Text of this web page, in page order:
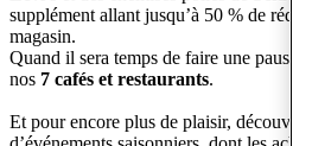
supplément allant jusqu’à 50 % de
magasin.
Quand il sera temps de faire une pause,
nos 7 cafés et restaurants.
Et pour encore plus de plaisir, découvrez